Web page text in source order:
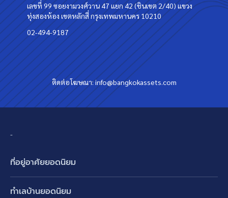
เลขที่ 99 ซอยงามวงศ์วาน 47 แยก 42 (ชินเขต 2/40) แขวง
ทุ่งสองห้อง เขตหลักสี่ กรุงเทพมหานคร 10210
02-494-9187
ติดต่อโฆษณา:info@bangkokassets.com
-
ที่อยู่อาศัยยอดนิยม
ทำเลบ้านยอดนิยม